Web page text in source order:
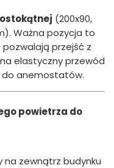
(200x90,
Ważna pozycja to
pozwalają przejść z
elastyczny przewód
do anemostatów.
powietrza do
zewnątrz budynku